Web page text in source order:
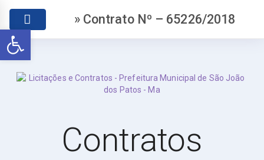
Abrir a barra de ferramentas
» Contrato Nº – 65226/2018
Contratos